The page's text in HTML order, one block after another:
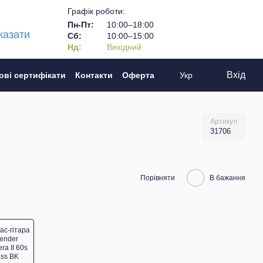
Графік роботи:
Пн-Пт:
10:00–18:00
Сб:
10:00–15:00
Нд:
Вихідний
сертифікати Контакти Оферта Укр Вхід
Артикул
31706
Порівняти В бажання